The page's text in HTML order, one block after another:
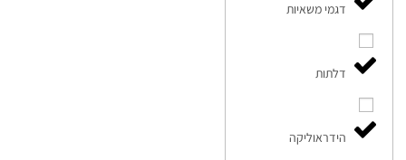
דגמי משאיות
דלתות
הידראוליקה